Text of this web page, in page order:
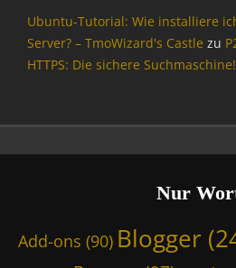
I
n
r
n
Ubuntu-Tutorial: Wie installiere
Server? – TmoWizard's Castle zu
HTTPS: Die sichere Suchmaschine!
Nur
Add-ons (90) Blogger